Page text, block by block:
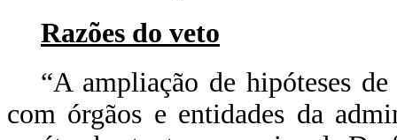
Razões do veto
“A ampliação de hipóteses
com órgãos e entidades da